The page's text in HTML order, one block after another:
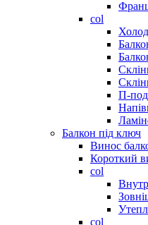
col
П-
Балкон під ключ
Винос
Короткий
col
col